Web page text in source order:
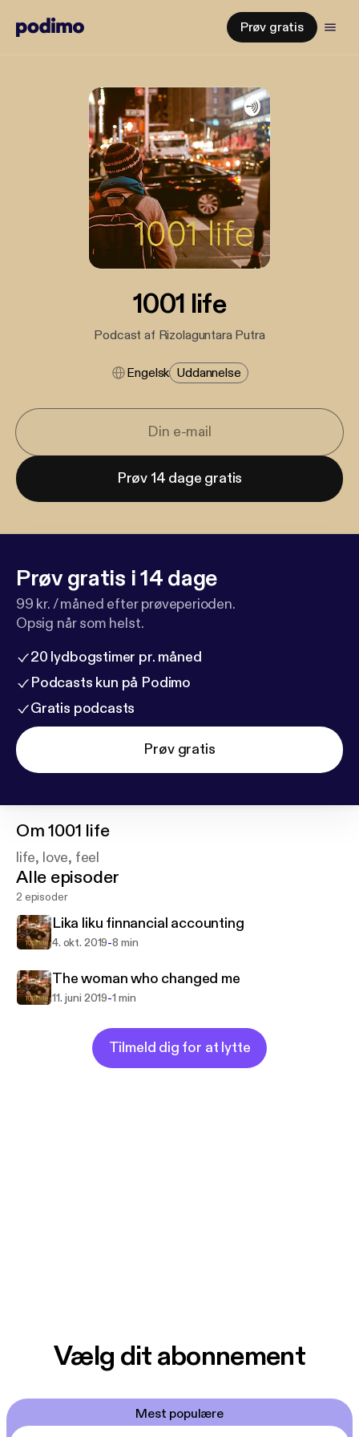
Prøv gratis
1001 life
Podcast af Rizolaguntara Putra
Engelsk Uddannelse
Prøv 14 dage gratis
Prøv gratis i 14 dage
99 kr. / måned efter prøveperioden.
Opsig når som helst.
20 lydbogstimer pr. måned
Podcasts kun på Podimo
Gratis podcasts
Prøv gratis
Om1001 life
life, love, feel
Alle episoder
2 episoder
Lika liku finnancial accounting
4. okt. 2019-8 min
The woman who changed me
11. juni 2019-1 min
Tilmeld dig for at lytte
Vælg dit abonnement
Mest populære